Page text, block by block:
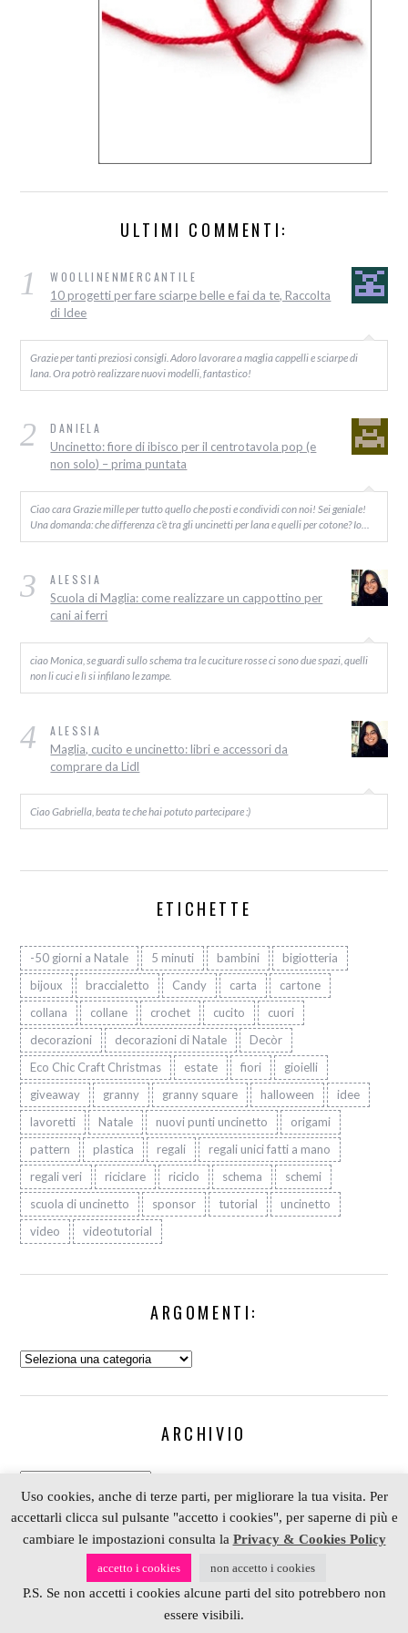
ULTIMI COMMENTI:
1 WOOLLINENMERCANTILE
10 progetti per fare sciarpe belle e fai da te, Raccolta
di Idee
Grazie per tanti preziosi consigli. Adoro lavorare a maglia cappelli e sciarpe di
lana. Ora potrò realizzare nuovi modelli, fantastico!
2 DANIELA
Uncinetto: fiore di ibisco per il centrotavola pop (e
non solo) – prima puntata
Ciao cara Grazie mille per tutto quello che posti e condividi con noi! Sei geniale!
Una domanda: che differenza c’è tra gli uncinetti per lana e quelli per cotone? Io…
3 ALESSIA
Scuola di Maglia: come realizzare un cappottino per
cani ai ferri
ciao Monica, se guardi sullo schema tra le cuciture rosse ci sono due spazi, quelli
non li cuci e lì si infilano le zampe.
4 ALESSIA
Maglia, cucito e uncinetto: libri e accessori da
comprare da Lidl
Ciao Gabriella, beata te che hai potuto partecipare :)
ETICHETTE
-50 giorni a Natale 5 minuti bambini
bigiotteria
bijoux
braccialetto Candy carta
cartone
collana
collane crochet cucito
cuori
decorazioni
decorazioni di Natale
Decòr
Eco Chic Craft Christmas
estate fiori
gioielli
giveaway
granny granny square halloween
idee
lavoretti
Natale nuovi punti uncinetto
origami
pattern
plastica regali
regali unici fatti a mano
regali veri
riciclare riciclo schema
schemi
scuola di uncinetto
sponsor tutorial
uncinetto
video
videotutorial
ARGOMENTI:
Argomenti:
ARCHIVIO
Archivio
COPYRIGHT 2006-2023 ALESSIA SCRAP & CRAFT |
PARTNERDEPOSITPHOTOS| P. IVA 01574070098 |
REALIZZATO DA4BLOG.INFO
BACK TO TOP
Uso cookies, anche di terze parti, per migliorare la tua visita. Per
accettarli clicca sul pulsante "accetto i cookies", per saperne di più e
cambiare le impostazioni consulta la Privacy & Cookies Policy
accetto i cookies non accetto i cookies
P.S. Se non accetti i cookies alcune parti del sito potrebbero non
essere visibili.